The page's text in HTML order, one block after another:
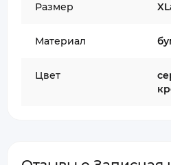
Размер
Материал
Цвет